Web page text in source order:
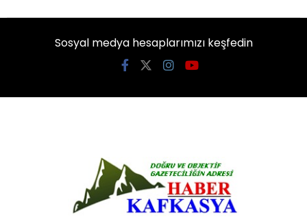
Sosyal medya hesaplarımızı keşfedin